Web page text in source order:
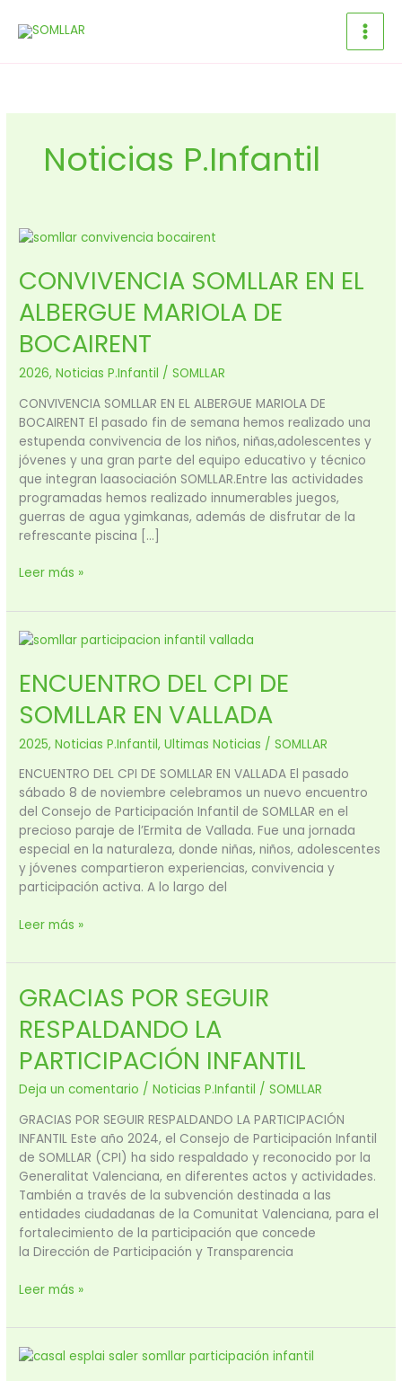
Noticias P.Infantil
CONVIVENCIA SOMLLAR EN EL
ALBERGUE MARIOLA DE
BOCAIRENT
2026,Noticias P.Infantil /SOMLLAR
CONVIVENCIA SOMLLAR EN EL ALBERGUE MARIOLA DE
BOCAIRENT El pasado fin de semana hemos realizado una
estupenda convivencia de los niños, niñas,adolescentes y
jóvenes y una gran parte del equipo educativo y técnico
que integran laasociación SOMLLAR.Entre las actividades
programadas hemos realizado innumerables juegos,
guerras de agua ygimkanas, además de disfrutar de la
refrescante piscina […]
CONVIVENCIA
EN
EL
ALBERGUE
DE
BOCAIRENT
Leer más »
ENCUENTRO DEL CPI DE
SOMLLAR EN VALLADA
2025,Noticias P.Infantil,Ultimas Noticias /SOMLLAR
ENCUENTRO DEL CPI DE SOMLLAR EN VALLADA El pasado
sábado 8 de noviembre celebramos un nuevo encuentro
del Consejo de Participación Infantil de SOMLLAR en el
precioso paraje de l’Ermita de Vallada. Fue una jornada
especial en la naturaleza, donde niñas, niños, adolescentes
y jóvenes compartieron experiencias, convivencia y
participación activa. A lo largo del
ENCUENTRO
CPI
DE
SOMLLAR
VALLADA
Leer más »
GRACIAS POR SEGUIR
RESPALDANDO LA
PARTICIPACIÓN INFANTIL
Deja un comentario /Noticias P.Infantil /SOMLLAR
GRACIAS POR SEGUIR RESPALDANDO LA PARTICIPACIÓN
INFANTIL Este año 2024, el Consejo de Participación Infantil
de SOMLLAR (CPI) ha sido respaldado y reconocido por la
Generalitat Valenciana, en diferentes actos y actividades.
También a través de la subvención destinada a las
entidades ciudadanas de la Comunitat Valenciana, para el
fortalecimiento de la participación que concede
la Dirección de Participación y Transparencia
GRACIAS
POR
SEGUIR
LA
PARTICIPACIÓN
Leer más »
EL